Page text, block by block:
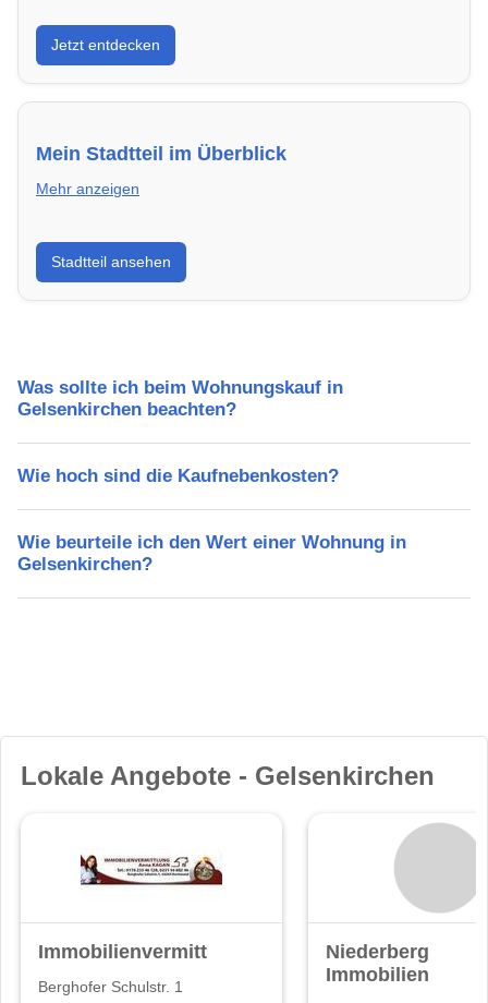
Entdecke Neubauprojekte in Gelsenkirchen –
modern, energieeffizient und sofort bezugsfertig.
Jetzt entdecken
Mein Stadtteil im Überblick
Mehr anzeigen
Erfahre mehr über deinen Stadtteil in Gelsenkirchen:
Lebensqualität, Verkehrsanbindung, Schulen,
Freizeitmöglichkeiten und Mietpreise.
Stadtteil ansehen
Was sollte ich beim Wohnungskauf in
Gelsenkirchen beachten?
Wie hoch sind die Kaufnebenkosten?
Wie beurteile ich den Wert einer Wohnung in
Gelsenkirchen?
Lokale Angebote - Gelsenkirchen
Immobilienvermittlung
Berghofer Schulstr. 1
Niederberg
Immobilien